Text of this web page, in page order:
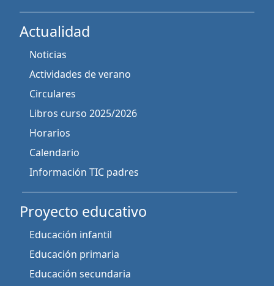
Actualidad
Noticias
Actividades de verano
Circulares
Libros curso 2025/2026
Horarios
Calendario
Información TIC padres
Proyecto educativo
Educación infantil
Educación primaria
Educación secundaria